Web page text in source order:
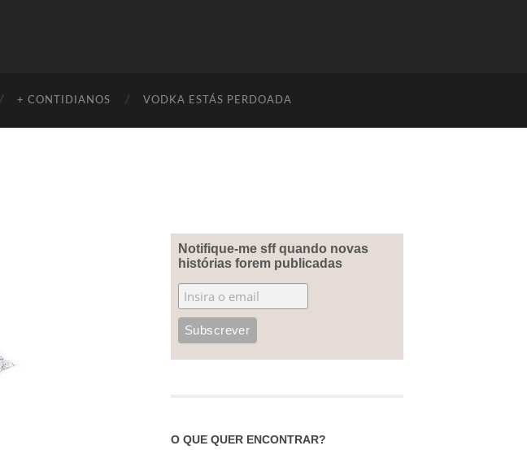
+ CONTIDIANOS VODKA ESTÁS PERDOADA
Notifique-me sff quando novas
histórias forem publicadas
O QUE QUER ENCONTRAR?